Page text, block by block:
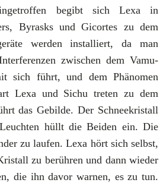
begibt sich Lexa in
Byrasks und Gicortes zu dem
werden installiert, da man
zwischen dem Vamu-
sich führt, und dem Phänomen
Lexa und Sichu treten zu dem
das Gebilde. Der Schneekristall
hüllt die Beiden ein. Die
zu laufen. Lexa hört sich selbst,
zu berühren und dann wieder
die ihn davor warnen, es zu tun.